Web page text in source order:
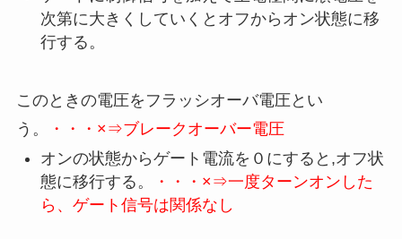
次第に大きくしていくとオフからオン状態に移
行する。
このときの電圧をフラッシオーバ電圧とい
う。
・・・×⇒ブレークオーバー電圧
オンの状態からゲート電流を０にすると,オフ状
態に移行する。
・・・ ×⇒一度ターンオンした
ら、ゲート信号は関係なし